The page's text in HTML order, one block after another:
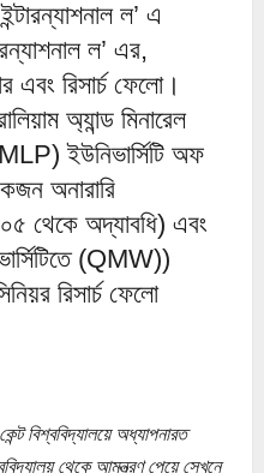
ল’ এ
ল’ এর,
এবং রিসার্চ ফেলো।
অ্যান্ড মিনারেল
ইউনিভার্সিটি অফ
অনারারি
থেকে অদ্যাবধি) এবং
(QMW))
রিসার্চ ফেলো
বিশ্ববিদ্যালয়ে অধ্যাপনারত
থেকে আমন্ত্রণ পেয়ে সেখনে